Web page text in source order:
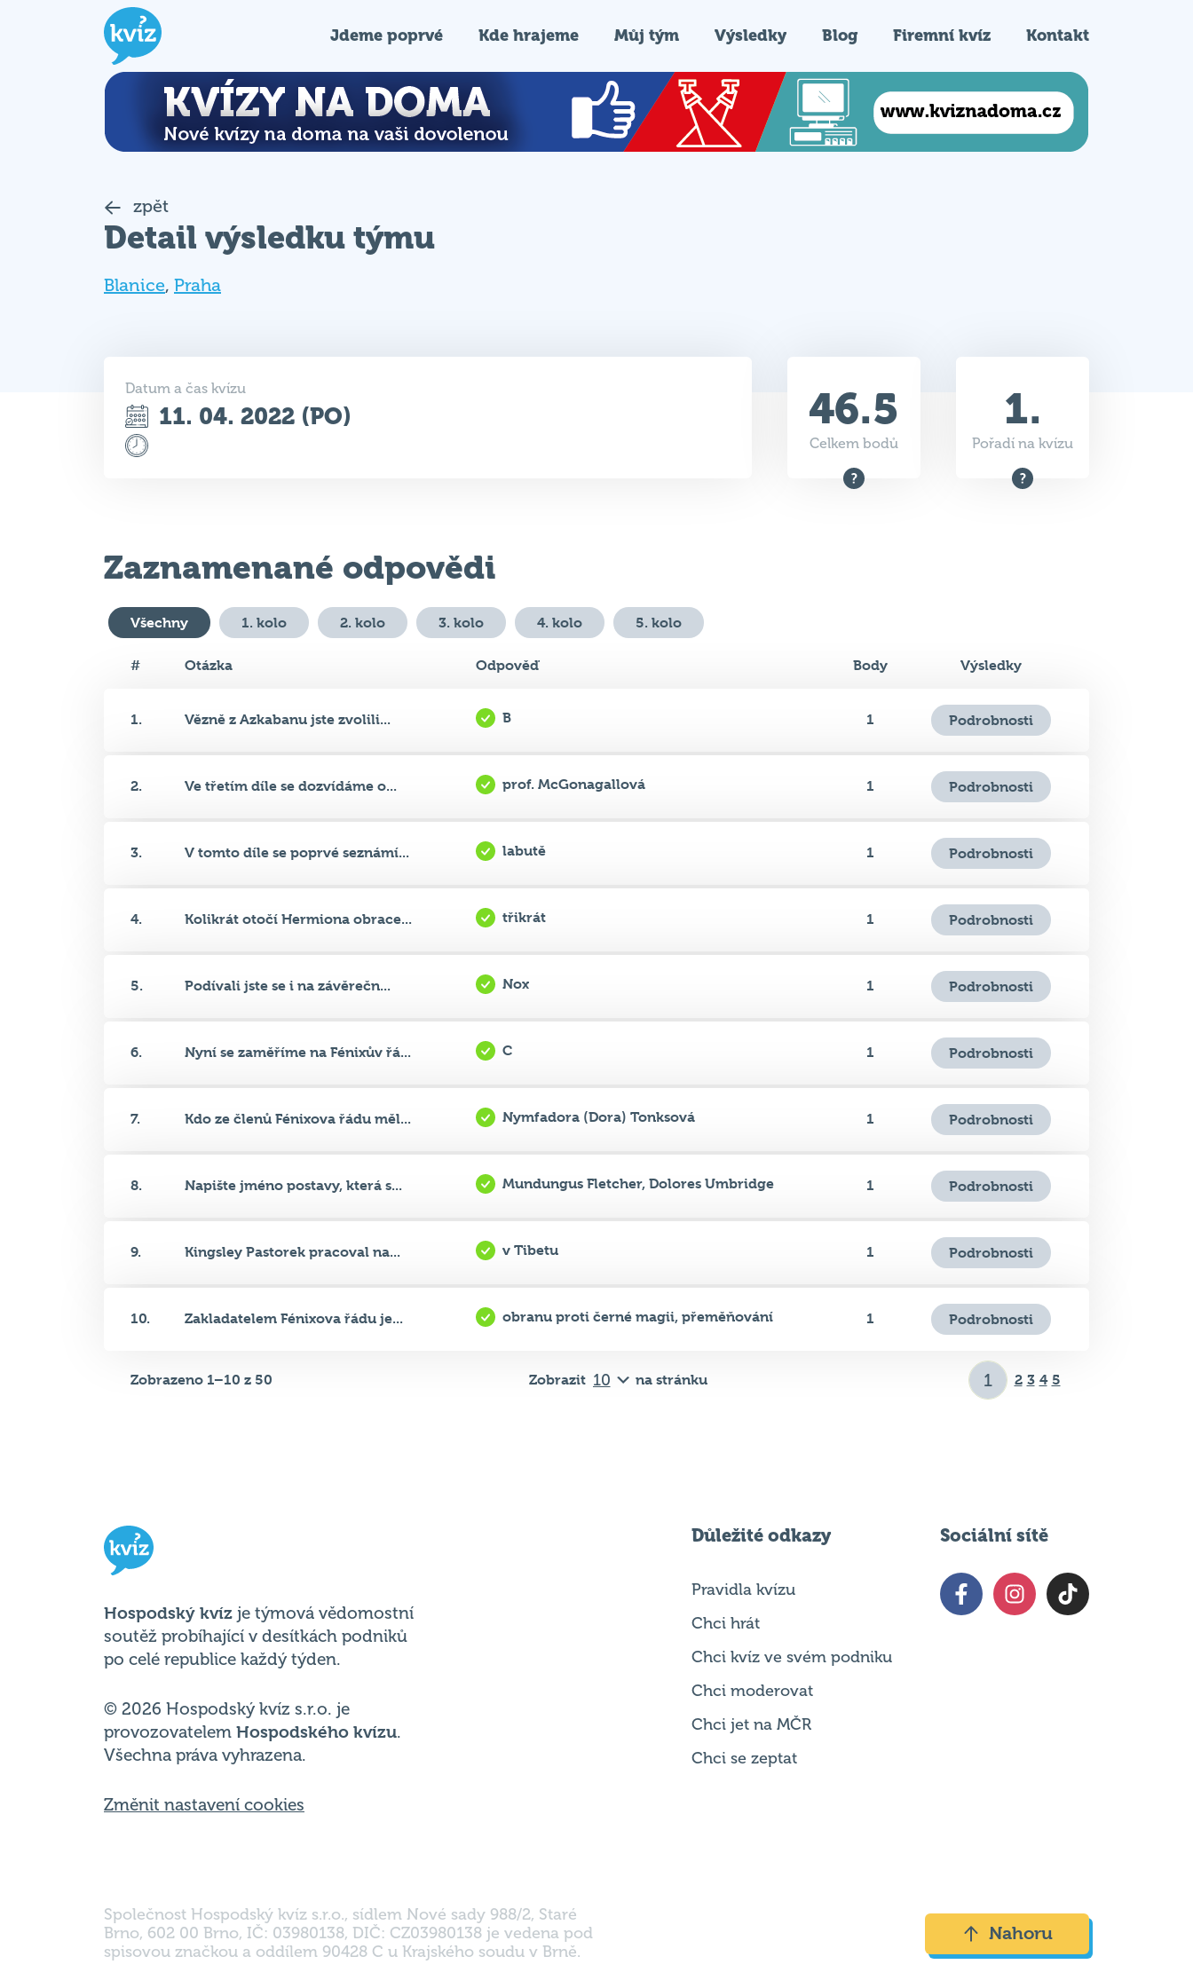
Jdeme poprvé Kde hrajeme Můj tým Výsledky Blog Firemní kvíz Kontakt
zpět
Detail výsledku týmu
Blanice, Praha
Datum a čas kvízu
11. 04. 2022 (PO) 46.5
Celkem bodů
1.
Pořadí na kvízu
Zaznamenané odpovědi
Všechny 1. kolo 2. kolo 3. kolo 4. kolo 5. kolo
# Otázka Odpověď Body Výsledky
1. Vězně z Azkabanu jste zvolili... B 1 Podrobnosti
2. Ve třetím díle se dozvídáme o... prof. McGonagallová 1 Podrobnosti
3. V tomto díle se poprvé seznámí... labutě 1 Podrobnosti
4. Kolikrát otočí Hermiona obrace... třikrát 1 Podrobnosti
5. Podívali jste se i na závěrečn... Nox 1 Podrobnosti
6. Nyní se zaměříme na Fénixův řá... C 1 Podrobnosti
7. Kdo ze členů Fénixova řádu měl... Nymfadora (Dora) Tonksová 1 Podrobnosti
8. Napište jméno postavy, která s... Mundungus Fletcher, Dolores Umbridge 1 Podrobnosti
9. Kingsley Pastorek pracoval na... v Tibetu 1 Podrobnosti
10. Zakladatelem Fénixova řádu je... obranu proti černé magii, přeměňování 1 Podrobnosti
Zobrazeno 1–10 z 50 Zobrazit na stránku 2 3 4 5
Hospodský kvíz je týmová vědomostní
soutěž probíhající v desítkách podniků
po celé republice každý týden.
© 2026 Hospodský kvíz s.r.o. je
provozovatelem Hospodského kvízu.
Všechna práva vyhrazena.
Změnit nastavení cookies
Důležité odkazy
Pravidla kvízu
Chci hrát
Chci kvíz ve svém podniku
Chci moderovat
Chci jet na MČR
Chci se zeptat
Sociální sítě
Společnost Hospodský kvíz s.r.o., sídlem Nové sady 988/2, Staré
Brno, 602 00 Brno, IČ: 03980138, DIČ: CZ03980138 je vedena pod
spisovou značkou a oddílem 90428 C u Krajského soudu v Brně.
Nahoru